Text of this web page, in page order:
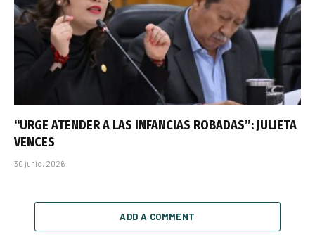
“URGE ATENDER A LAS INFANCIAS ROBADAS”: JULIETA
VENCES
30 junio, 2026
ADD A COMMENT